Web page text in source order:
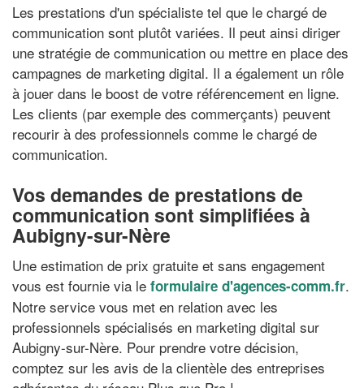
Les prestations d'un spécialiste tel que le chargé de
communication sont plutôt variées. Il peut ainsi diriger
une stratégie de communication ou mettre en place des
campagnes de marketing digital. Il a également un rôle
à jouer dans le boost de votre référencement en ligne.
Les clients (par exemple des commerçants) peuvent
recourir à des professionnels comme le chargé de
communication.
Vos demandes de prestations de
communication sont simplifiées à
Aubigny-sur-Nère
Une estimation de prix gratuite et sans engagement
vous est fournie via le formulaire d'agences-comm.fr.
Notre service vous met en relation avec les
professionnels spécialisés en marketing digital sur
Aubigny-sur-Nère. Pour prendre votre décision,
comptez sur les avis de la clientèle des entreprises